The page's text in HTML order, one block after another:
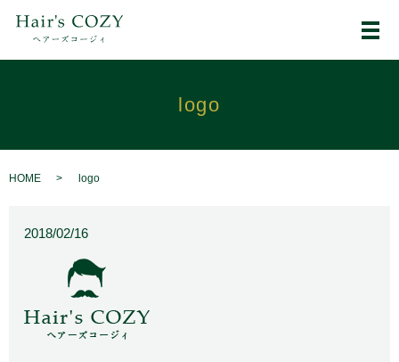
メ
logo
HOME logo
2018/02/16